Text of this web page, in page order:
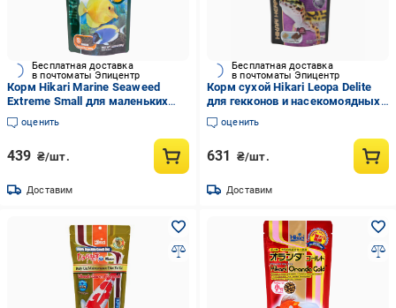
Бесплатная доставка
в почтоматы Эпицентр
Корм Hikari Marine Seaweed
Extreme Small для маленьких
растительноядных морских
рыбок 3-10 см гранулы ~1
оценить
439 ₴/шт.
Доставим
Бесплатная доставка
в почтоматы Эпицентр
Корм сухой Hikari Leopa Delite
для гекконов и насекомоядных
ящериц 65 г палочки (20656)
оценить
631 ₴/шт.
Доставим